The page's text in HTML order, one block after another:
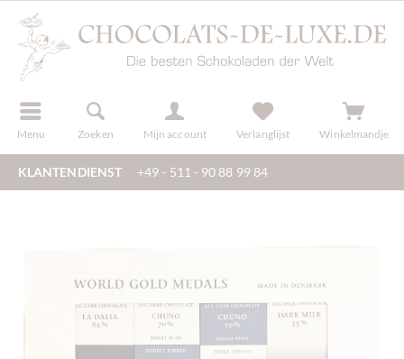
Menu Zoeken Mijn account
registreren Verlanglijst Winkelmandje
KLANTENDIENST +49 - 511 - 90 88 99 84